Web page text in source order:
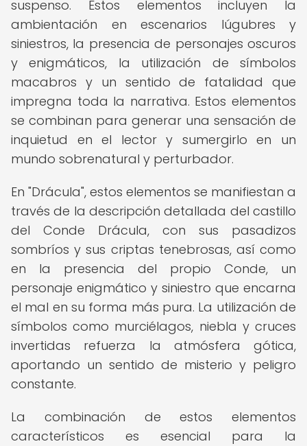
suspenso. Estos elementos incluyen la
ambientación en escenarios lúgubres y
siniestros, la presencia de personajes oscuros
y enigmáticos, la utilización de símbolos
macabros y un sentido de fatalidad que
impregna toda la narrativa. Estos elementos
se combinan para generar una sensación de
inquietud en el lector y sumergirlo en un
mundo sobrenatural y perturbador.
En "Drácula", estos elementos se manifiestan a
través de la descripción detallada del castillo
del Conde Drácula, con sus pasadizos
sombríos y sus criptas tenebrosas, así como
en la presencia del propio Conde, un
personaje enigmático y siniestro que encarna
el mal en su forma más pura. La utilización de
símbolos como murciélagos, niebla y cruces
invertidas refuerza la atmósfera gótica,
aportando un sentido de misterio y peligro
constante.
La combinación de estos elementos
característicos es esencial para la